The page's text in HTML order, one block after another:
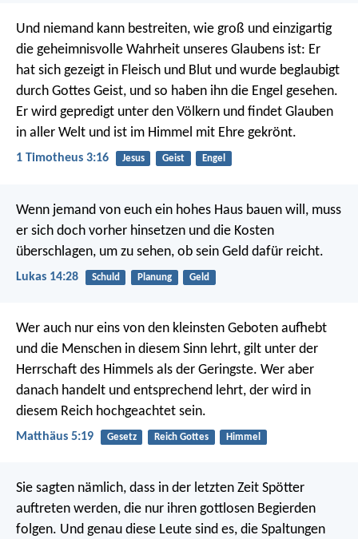
Und niemand kann bestreiten, wie groß und einzigartig
die geheimnisvolle Wahrheit unseres Glaubens ist: Er
hat sich gezeigt in Fleisch und Blut und wurde beglaubigt
durch Gottes Geist, und so haben ihn die Engel gesehen.
Er wird gepredigt unter den Völkern und findet Glauben
in aller Welt und ist im Himmel mit Ehre gekrönt.
1 Timotheus 3:16 Jesus Geist Engel
Wenn jemand von euch ein hohes Haus bauen will, muss
er sich doch vorher hinsetzen und die Kosten
überschlagen, um zu sehen, ob sein Geld dafür reicht.
Lukas 14:28 Schuld Planung Geld
Wer auch nur eins von den kleinsten Geboten aufhebt
und die Menschen in diesem Sinn lehrt, gilt unter der
Herrschaft des Himmels als der Geringste. Wer aber
danach handelt und entsprechend lehrt, der wird in
diesem Reich hochgeachtet sein.
Matthäus 5:19 Gesetz Reich Gottes Himmel
Sie sagten nämlich, dass in der letzten Zeit Spötter
auftreten werden, die nur ihren gottlosen Begierden
folgen. Und genau diese Leute sind es, die Spaltungen